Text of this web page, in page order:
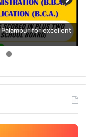
for excellent